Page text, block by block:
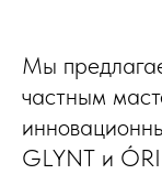
Мы
частным
GLYNT и